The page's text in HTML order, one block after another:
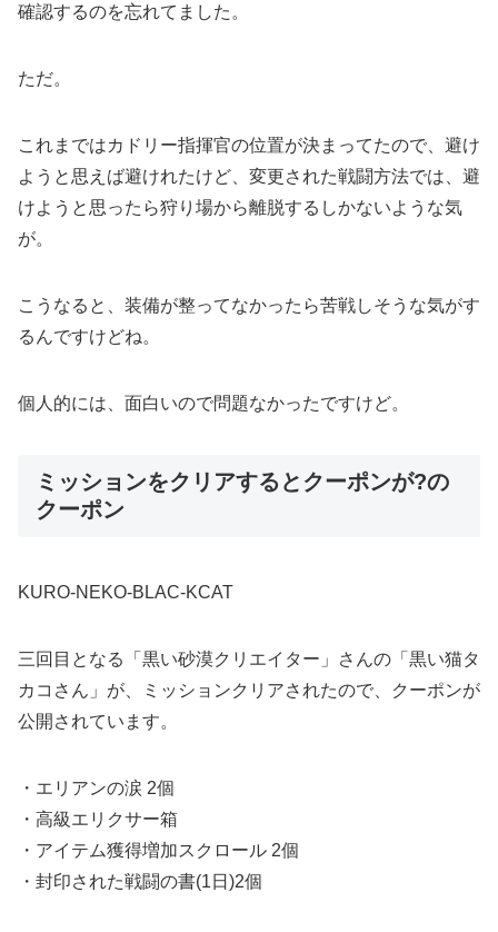
確認するのを忘れてました。
ただ。
これまではカドリー指揮官の位置が決まってたので、避け
ようと思えば避けれたけど、変更された戦闘方法では、避
けようと思ったら狩り場から離脱するしかないような気
が。
こうなると、装備が整ってなかったら苦戦しそうな気がす
るんですけどね。
個人的には、面白いので問題なかったですけど。
ミッションをクリアするとクーポンが?の
クーポン
KURO-NEKO-BLAC-KCAT
三回目となる「黒い砂漠クリエイター」さんの「黒い猫タ
カコさん」が、ミッションクリアされたので、クーポンが
公開されています。
・エリアンの涙 2個
・高級エリクサー箱
・アイテム獲得増加スクロール 2個
・封印された戦闘の書(1日)2個